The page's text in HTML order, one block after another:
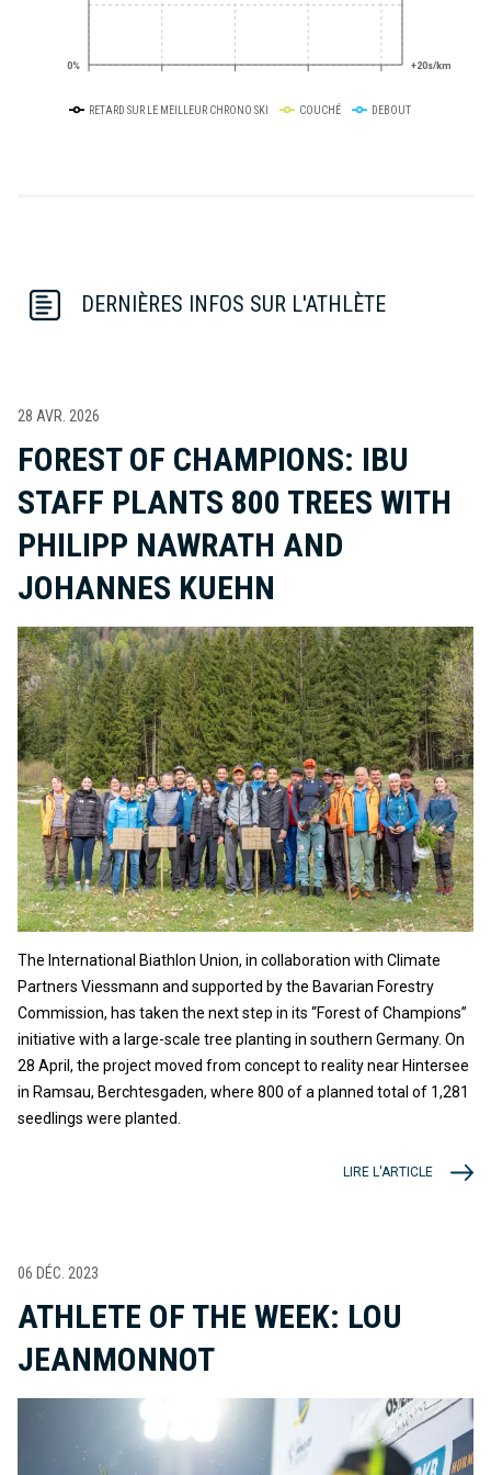
0% +20s/km
RETARD SUR LE MEILLEUR CHRONO SKI COUCHÉ DEBOUT
DERNIÈRES INFOS SUR L'ATHLÈTE
28 AVR. 2026
FOREST OF CHAMPIONS: IBU
STAFF PLANTS 800 TREES WITH
PHILIPP NAWRATH AND
JOHANNES KUEHN
The International Biathlon Union, in collaboration with Climate
Partners Viessmann and supported by the Bavarian Forestry
Commission, has taken the next step in its “Forest of Champions”
initiative with a large-scale tree planting in southern Germany. On
28 April, the project moved from concept to reality near Hintersee
in Ramsau, Berchtesgaden, where 800 of a planned total of 1,281
seedlings were planted.
LIRE L'ARTICLE
06 DÉC. 2023
ATHLETE OF THE WEEK: LOU
JEANMONNOT